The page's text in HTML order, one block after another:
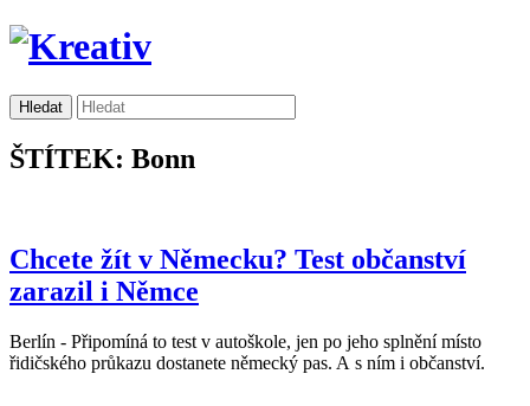
ŠTÍTEK: Bonn
Chcete žít v Německu? Test občanství
zarazil i Němce
Berlín - Připomíná to test v autoškole, jen po jeho splnění místo
řidičského průkazu dostanete německý pas. A s ním i občanství.